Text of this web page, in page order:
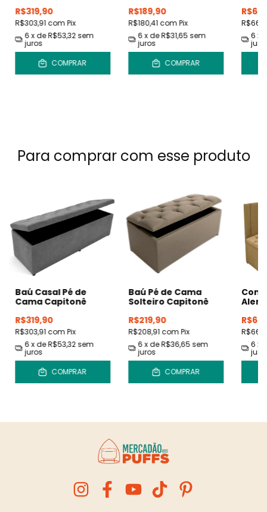
R$319,90
R$303,91 com Pix
6x deR$53,32 sem
juros
COMPRAR
R$189,90
R$180,41 com Pix
6x deR$31,65 sem
juros
COMPRAR
6 x
Para comprar com esse produto
Baú Casal Pé de
Cama Capitonê
R$319,90
R$303,91 com Pix
6x deR$53,32 sem
juros
COMPRAR
Baú Pé de Cama
Solteiro Capitonê
R$219,90
R$208,91 com Pix
6x deR$36,65 sem
juros
COMPRAR
6 x